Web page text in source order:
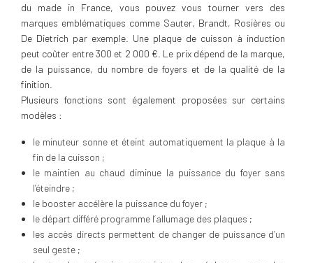
du made in France, vous pouvez vous tourner vers des
marques emblématiques comme Sauter, Brandt, Rosières ou
De Dietrich par exemple. Une plaque de cuisson à induction
peut coûter entre 300 et 2 000 €. Le prix dépend de la marque,
de la puissance, du nombre de foyers et de la qualité de la
finition.
Plusieurs fonctions sont également proposées sur certains
modèles :
le minuteur sonne et éteint automatiquement la plaque à la
fin de la cuisson ;
le maintien au chaud diminue la puissance du foyer sans
l’éteindre ;
le booster accélère la puissance du foyer ;
le départ différé programme l’allumage des plaques ;
les accès directs permettent de changer de puissance d’un
seul geste ;